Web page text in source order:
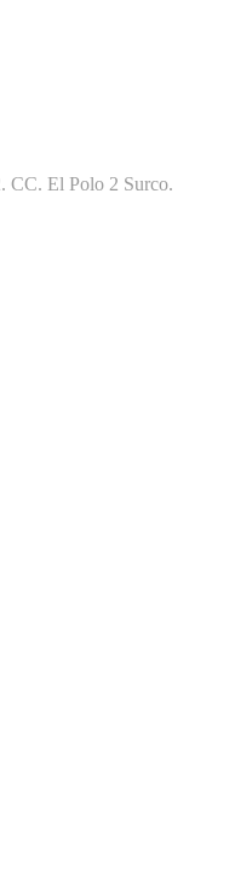
CC. El Polo 2 Surco.